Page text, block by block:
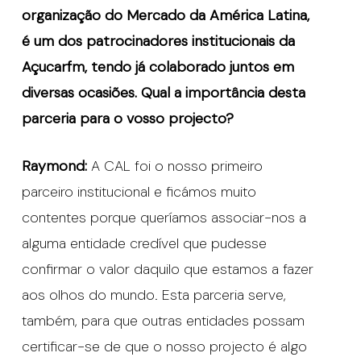
organização do Mercado da América Latina,
é um dos patrocinadores institucionais da
Açucarfm, tendo já colaborado juntos em
diversas ocasiões. Qual a importância desta
parceria para o vosso projecto?
Raymond: A CAL foi o nosso primeiro
parceiro institucional e ficámos muito
contentes porque queríamos associar-nos a
alguma entidade credível que pudesse
confirmar o valor daquilo que estamos a fazer
aos olhos do mundo. Esta parceria serve,
também, para que outras entidades possam
certificar-se de que o nosso projecto é algo